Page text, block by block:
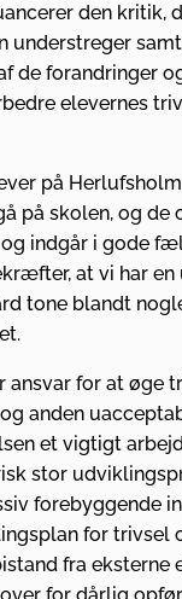
den kritik,
understreger
de forandringer
elevernes
på
på skolen, og de
indgår i gode
at vi har
tone blandt
ansvar for at øge
anden
et vigtigt
stor
forebyggende
for trivsel
fra eksterne